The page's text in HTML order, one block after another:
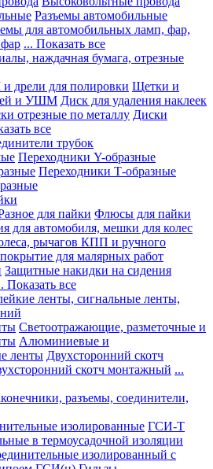
Разъемы автомобильные
для автомобильных ламп, фар,
... Показать все
наждачная бумага, отрезные
дрели для полировки Щетки и
и УШМ Диск для удаления наклеек
отрезные по металлу Диски
все
трубок
Переходники Y-образные
Переходники Т-образные
для пайки Флюсы для пайки
для автомобиля, мешки для колес
рычагов КПП и ручного
для малярных работ
Защитные накидки на сидения
Показать все
ленты, сигнальные ленты,
Светоотражающие, разметочные и
Алюминиевые и
ленты Двухсторонний скотч
скотч монтажный ...
разъемы, соединители,
изолированные ГСИ-Т
в термоусадочной изоляции
изолированный с